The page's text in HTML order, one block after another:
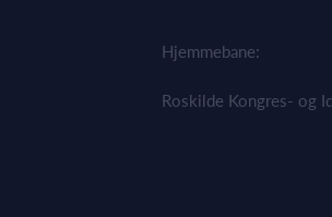
Hjemmebane:
Roskilde Kongres- og